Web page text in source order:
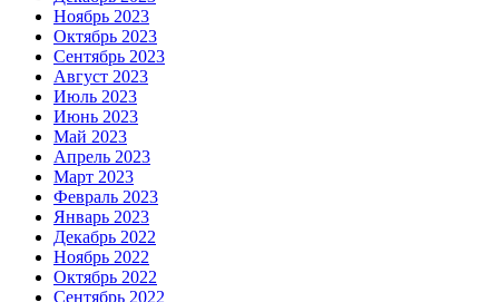
Ноябрь 2023
Октябрь 2023
Сентябрь 2023
Август 2023
Июль 2023
Июнь 2023
Май 2023
Апрель 2023
Март 2023
Февраль 2023
Январь 2023
Декабрь 2022
Ноябрь 2022
Октябрь 2022
Сентябрь 2022